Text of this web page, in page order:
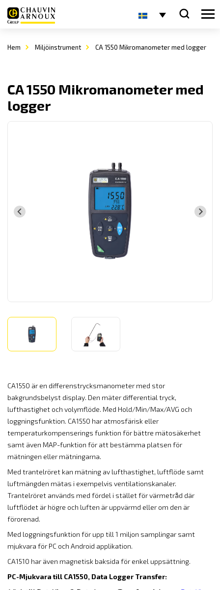
Hem Miljöinstrument CA 1550 Mikromanometer med logger
CA 1550 Mikromanometer med
logger
CA1550 är en differenstrycksmanometer med stor
bakgrundsbelyst display. Den mäter differential tryck,
lufthastighet och volymflöde. Med Hold/Min/Max/AVG och
loggningsfunktion. CA1550 har atmosfärisk eller
temperaturkompenserings funktion för bättre mätosäkerhet
samt även MAP-funktion för att bestämma platsen för
mätningen eller mätningarna.
Med trantelröret kan mätning av lufthastighet, luftflöde samt
luftmängden mätas i exempelvis ventilationskanaler.
Trantelröret används med fördel i stället för värmetråd där
luftflödet är högre och luften är uppvärmd eller om den är
förorenad.
Med loggningsfunktion för upp till 1 miljon samplingar samt
mjukvara för PC och Android applikation.
CA1510 har även magnetisk baksida för enkel uppsättning.
PC-Mjukvara till CA1550, Data Logger Transfer: